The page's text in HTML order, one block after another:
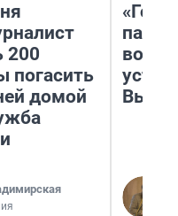
200
погасить
домой